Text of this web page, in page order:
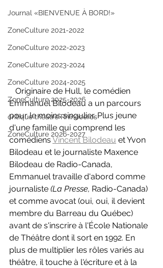
Journal «BIENVENUE À BORD!»
ZoneCulture 2021-2022
ZoneCulture 2022-2023
ZoneCulture 2023-2024
ZoneCulture 2024-2025
ZoneCulture 2025-2026
critique théâtre Rhinocéros
ZoneCulture 2026-2027
Emmanuel Bilodeau a un parcours
pour le moins singulier. Plus jeune
d'une famille qui comprend les
comédiens Vincent Bilodeau et Yvon
Bilodeau et le journaliste Maxence
Bilodeau de Radio-Canada,
Emmanuel travaille d'abord comme
journaliste (La Presse, Radio-Canada)
et comme avocat (oui, oui, il devient
membre du Barreau du Québec)
avant de s'inscrire à l'École Nationale
de Théâtre dont il sort en 1992. En
plus de multiplier les rôles variés au
théâtre, il touche à l'écriture et à la